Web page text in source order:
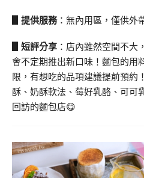
▋提供服務：無內用區，僅供外
▋短評分享 ：店內雖然空間不大
會不定期推出新口味！麵包的用
限，有想吃的品項建議提前預約
酥、奶酥軟法、莓好乳酪、可可
回訪的麵包店😋